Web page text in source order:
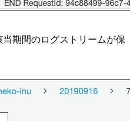
期間のログストリームが保